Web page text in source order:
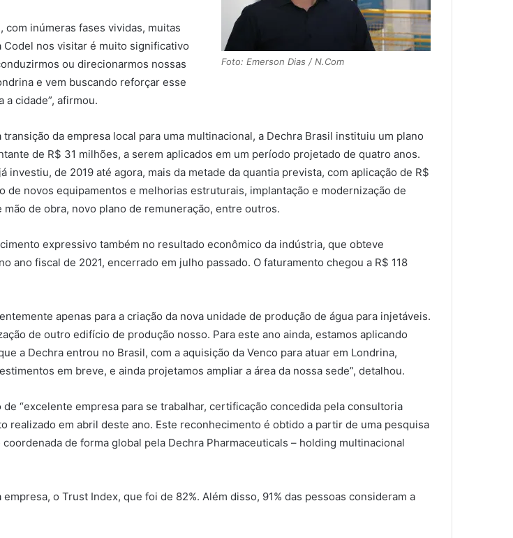
Foto: Emerson Dias / N.Com
com inúmeras fases vividas, muitas
Codel nos visitar é muito significativo
ou direcionarmos nossas
e vem buscando reforçar esse
cidade”, afirmou.
transição da empresa local para uma multinacional, a Dechra Brasil instituiu um plano
de R$ 31 milhões, a serem aplicados em um período projetado de quatro anos.
investiu, de 2019 até agora, mais da metade da quantia prevista, com aplicação de R$
de novos equipamentos e melhorias estruturais, implantação e modernização de
de obra, novo plano de remuneração, entre outros.
expressivo também no resultado econômico da indústria, que obteve
ano fiscal de 2021, encerrado em julho passado. O faturamento chegou a R$ 118
apenas para a criação da nova unidade de produção de água para injetáveis.
de outro edifício de produção nosso. Para este ano ainda, estamos aplicando
a Dechra entrou no Brasil, com a aquisição da Venco para atuar em Londrina,
em breve, e ainda projetamos ampliar a área da nossa sede”, detalhou.
“excelente empresa para se trabalhar, certificação concedida pela consultoria
realizado em abril deste ano. Este reconhecimento é obtido a partir de uma pesquisa
de forma global pela Dechra Pharmaceuticals – holding multinacional
o Trust Index, que foi de 82%. Além disso, 91% das pessoas consideram a